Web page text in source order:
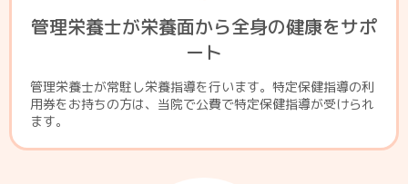
管理栄養士が栄養面から全身の健康をサポ
ート
管理栄養士が常駐し栄養指導を行います。特定保健指導の利
用券をお持ちの方は、当院で公費で特定保健指導が受けられ
ます。